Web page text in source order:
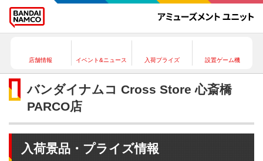
店舗情報 イベント&ニュース 入荷プライズ 設置ゲーム機
バンダイナムコ Cross Store 心斎橋
PARCO店
入荷景品・プライズ情報